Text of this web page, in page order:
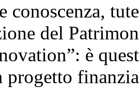
conoscenza,
del
è
progetto